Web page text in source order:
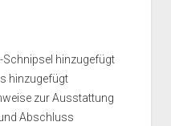
hinzugefügt
hinzugefügt
zur Ausstattung
Abschluss